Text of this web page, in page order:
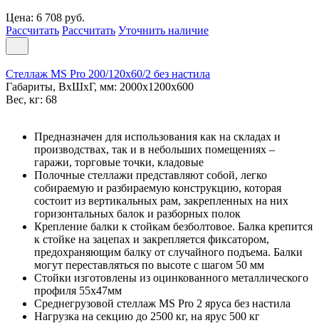
Цена: 6 708 руб.
Рассчитать Рассчитать Уточнить наличие
Стеллаж MS Pro 200/120x60/2 без настила
Габариты, ВxШxГ, мм: 2000x1200x600
Вес, кг: 68
Предназначен для использования как на складах и
производствах, так и в небольших помещениях –
гаражи, торговые точки, кладовые
Полочные стеллажи представляют собой, легко
собираемую и разбираемую конструкцию, которая
состоит из вертикальных рам, закрепленных на них
горизонтальных балок и разборных полок
Крепление балки к стойкам безболтовое. Балка крепится
к стойке на зацепах и закрепляется фиксатором,
предохраняющим балку от случайного подъема. Балки
могут переставляться по высоте с шагом 50 мм
Стойки изготовлены из оцинкованного металлического
профиля 55х47мм
Среднегрузовой стеллаж MS Pro 2 ярусa без настила
Нагрузка на секцию до 2500 кг, на ярус 500 кг